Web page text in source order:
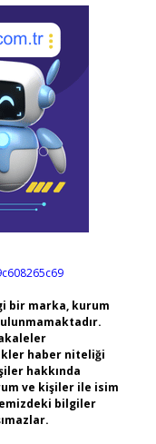
bir marka, kurum
haber niteliği
hakkında
ve kişiler ile isim
bilgiler